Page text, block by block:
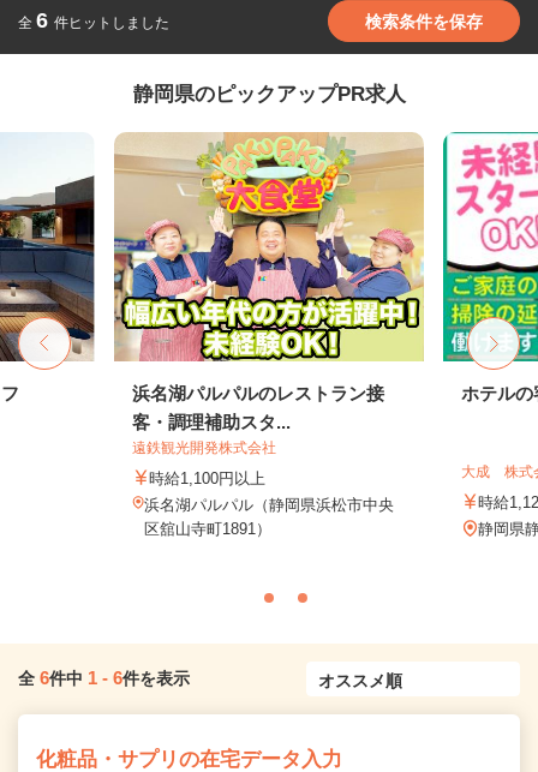
全 6 件ヒットしました 検索条件を保存
静岡県のピックアップPR求人
浜名湖パルパルのレストラン接
客・調理補助スタ...
遠鉄観光開発株式会社
時給1,100円以上
浜名湖パルパル（静岡県浜松市中央
区舘山寺町1891）
ホテルの
大成 株式
時給
静岡県
全 6件中 1 - 6件を表示
化粧品・サプリの在宅データ入力